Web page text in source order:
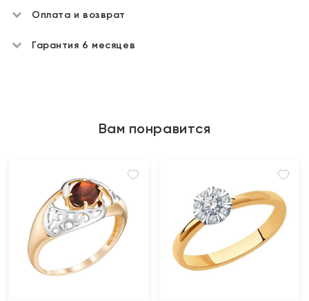
Оплата и возврат
Гарантия 6 месяцев
Вам понравится